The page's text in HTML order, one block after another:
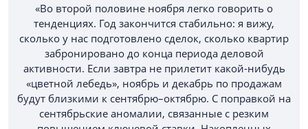
«Во второй половине ноября легко говорить о
тенденциях. Год закончится стабильно: я вижу,
сколько у нас подготовлено сделок, сколько квартир
забронировано до конца периода деловой
активности. Если завтра не прилетит какой-нибудь
«цветной лебедь», ноябрь и декабрь по продажам
будут близкими к сентябрю–октябрю. С поправкой на
сентябрьские аномалии, связанные с резким